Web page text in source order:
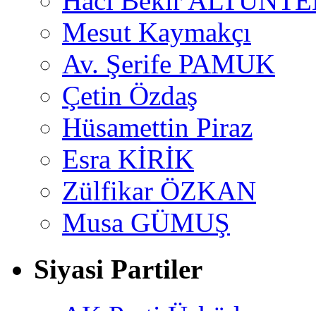
Mesut Kaymakçı
Av. Şerife PAMUK
Çetin Özdaş
Hüsamettin Piraz
Esra KİRİK
Zülfikar ÖZKAN
Musa GÜMUŞ
Siyasi Partiler